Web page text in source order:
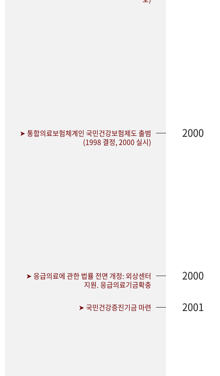
➤ 통합의료보험체계인 국민건강보험제도 출범
(1998 결정, 2000 실시)
2000
➤ 응급의료에 관한 법률 전면 개정: 외상센터
지원. 응급의료기금확충
2000
➤ 국민건강증진기금 마련 2001